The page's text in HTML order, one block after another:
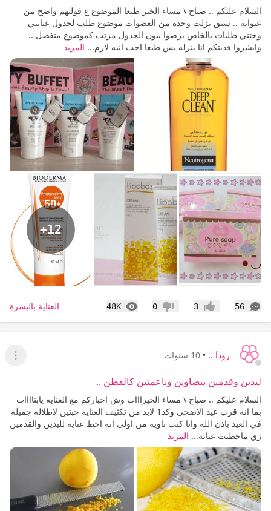
السلام عليكم .. صباح \ مساء الخير طبعا الموضوع ع قولتهم واضح من
عنوانه .. سبق نزلت وحده من العضوات موضوع طلب لجدول عنايتي
وجتني طلبات بالخاص برضوا يبون الجدول مرتب كموضوع منفصل ..
وابشروا فديتكم انا بنزله بس طبعا احب انبه لازم... المزيد
+12
56
التعليقات إعجاب3 عدم إعجاب
0
48K
المشاهدات العناية بالبشرة
رودآ .. • 10 سنوات
عرض
ليدين وقدمين بيضاوين وناعمتين كالقطن ..
السلام عليكم .. صباح \ مساء الخيرااات وش اخباركم مع العنايه يابناااات
بما انه قرب عيد الاضحى وكذ1 لابد من تكثيف العنايه حبتين لاطلاله جميله
في العيد باذن الله وانا كنت ناويه من اولى انه احط عنايه لليدين والقدمين
زي ماحطيت عنايه... المزيد